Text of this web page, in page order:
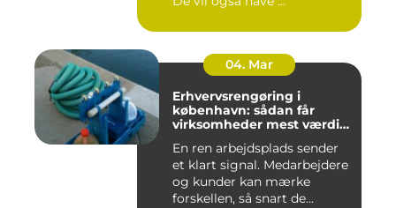
04. Mar
Erhvervsrengøring i
københavn: sådan får
virksomheder mest værdi
En ren arbejdsplads sender
et klart signal. Medarbejdere
og kunder kan mærke
forskellen, så snart de...